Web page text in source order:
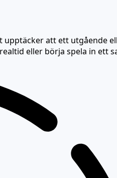
att ett utgående
eller börja spela in ett